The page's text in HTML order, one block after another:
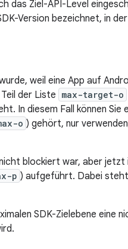
das Ziel-API-Level
Version bezeichnet, in
weil eine App auf
der Liste max-target-o
In diesem Fall können Sie
o ) gehört, nur
blockiert war, aber jetzt
p ) aufgeführt. Dabei
SDK-Zielebene eine